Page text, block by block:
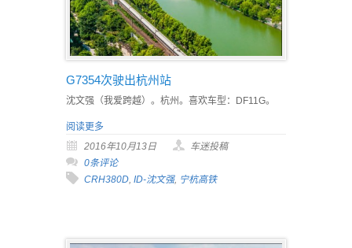
G7354次驶出杭州站
沈文强（我爱跨越）。杭州。喜欢车型：DF11G。
阅读更多
2016年10月13日
车迷投稿
0条评论
CRH380D, ID-沈文强, 宁杭高铁